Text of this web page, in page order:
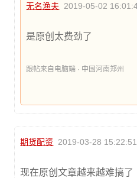
无名渔夫 2019-05-02
是原创太费劲了
跟帖来自电脑端 · 中国河南郑州
期货配资 2019-03-28 15:22:51
现在原创文章越来越难搞了